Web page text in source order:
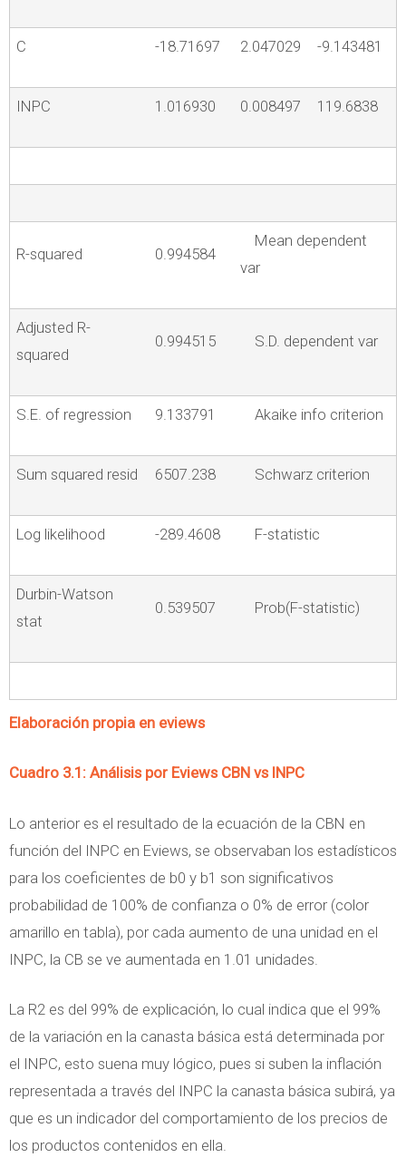
C -18.71697 2.047029 -9.143481
INPC 1.016930 0.008497 119.6838
R-squared 0.994584
Mean dependent
var
Adjusted R-
squared
0.994515 S.D. dependent var
S.E. of regression 9.133791 Akaike info criterion
Sum squared resid 6507.238 Schwarz criterion
Log likelihood -289.4608 F-statistic
Durbin-Watson
stat
0.539507 Prob(F-statistic)
Elaboración propia en eviews
Cuadro 3.1: Análisis por Eviews CBN vs INPC
Lo anterior es el resultado de la ecuación de la CBN en
función del INPC en Eviews, se observaban los estadísticos
para los coeficientes de b0 y b1 son significativos
probabilidad de 100% de confianza o 0% de error (color
amarillo en tabla), por cada aumento de una unidad en el
INPC, la CB se ve aumentada en 1.01 unidades.
La R2 es del 99% de explicación, lo cual indica que el 99%
de la variación en la canasta básica está determinada por
el INPC, esto suena muy lógico, pues si suben la inflación
representada a través del INPC la canasta básica subirá, ya
que es un indicador del comportamiento de los precios de
los productos contenidos en ella.